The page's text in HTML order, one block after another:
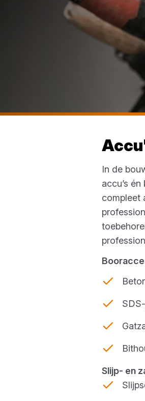
In de
accu’s
compleet
Slijp- en